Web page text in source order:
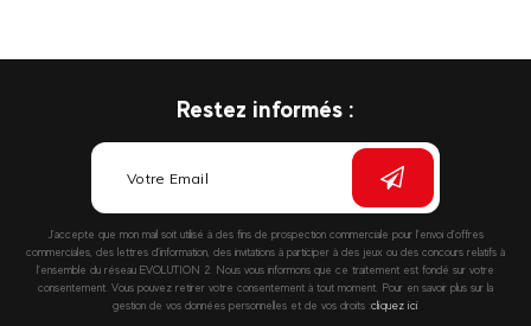
Restez informés :
J’accepte que mon mail soit utilisé à des fins de prospection commerciale pour l’envoi d’offres
commerciales, des lettres d’information, des invitations à participer à des jeux ou des concours relatifs à
l’ensemble du réseau EVOLUTION 2. Nous vous informons que ce traitement est fondé sur votre
consentement. Vous pouvez retirer votre consentement à tout moment. Pour en savoir plus sur la
gestion de vos données personnelles et de vos droits :cliquez ici